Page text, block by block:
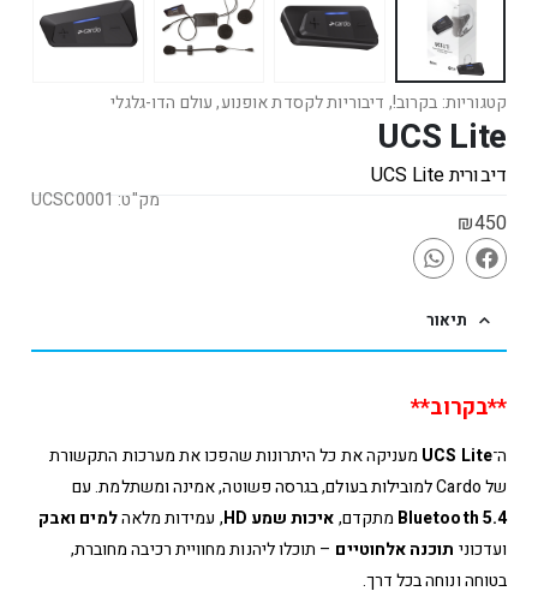
קטגוריות: בקרוב!, דיבוריות לקסדת אופנוע,עולם הדו-גלגלי
UCS Lite
דיבורית UCS Lite
₪450
מק"ט: UCSC0001
תיאור
**בקרוב**
ה־UCS Lite מעניקה את כל היתרונות שהפכו את מערכות התקשורת
של Cardo למובילות בעולם, בגרסה פשוטה, אמינה ומשתלמת. עם
Bluetooth 5.4 מתקדם,איכות שמע HD , עמידות מלאהלמים ואבק
ועדכוני תוכנה אלחוטיים – תוכלו ליהנות מחוויית רכיבה מחוברת,
בטוחה ונוחה בכל דרך.